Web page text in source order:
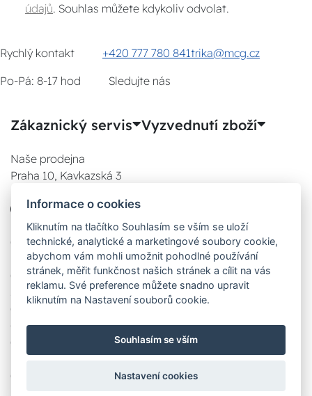
údajů . Souhlas můžete kdykoliv odvolat.
Rychlý kontakt +420 777 780 841trika@mcg.cz
Po-Pá: 8-17 hod
Sledujte nás
Zákaznický servis Vyzvednutí zboží
Naše prodejna
Praha 10, Kavkazská 3
777 780 841
08:00 - 17:00
08:00 - 17:00
08:00 - 17:00
Čt:
08:00 - 17:00
08:00 - 17:00
Informace o cookies
Kliknutím na tlačítko Souhlasím se vším se uloží
technické, analytické a marketingové soubory cookie,
abychom vám mohli umožnit pohodlné používání
stránek, měřit funkčnost našich stránek a cílit na vás
reklamu. Své preference můžete snadno upravit
kliknutím na Nastavení souborů cookie.
Souhlasím se vším
Nastavení cookies